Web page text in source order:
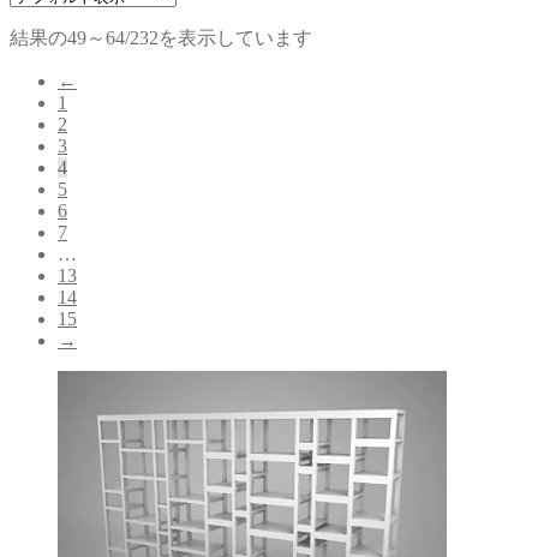
結果の49～64/232を表示しています
←
1
2
3
4
5
6
7
…
13
14
15
→